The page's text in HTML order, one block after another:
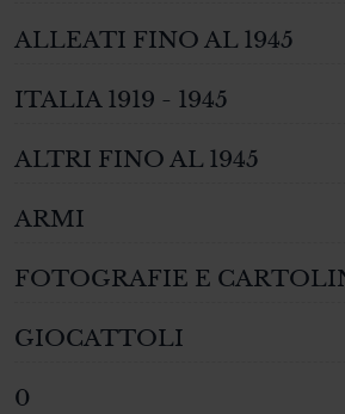
ALLEATI FINO AL 1945
ITALIA 1919 - 1945
ALTRI FINO AL 1945
ARMI
FOTOGRAFIE E
GIOCATTOLI
0